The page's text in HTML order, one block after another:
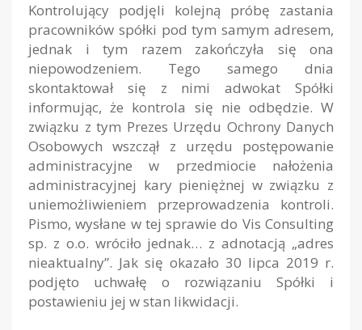
Kontrolujący podjęli kolejną próbę zastania
pracowników spółki pod tym samym adresem,
jednak i tym razem zakończyła się ona
niepowodzeniem. Tego samego dnia
skontaktował się z nimi adwokat Spółki
informując, że kontrola się nie odbędzie. W
związku z tym Prezes Urzędu Ochrony Danych
Osobowych wszczął z urzędu postępowanie
administracyjne w przedmiocie nałożenia
administracyjnej kary pieniężnej w związku z
uniemożliwieniem przeprowadzenia kontroli.
Pismo, wysłane w tej sprawie do Vis Consulting
sp. z o.o. wróciło jednak… z adnotacją „adres
nieaktualny”. Jak się okazało 30 lipca 2019 r.
podjęto uchwałę o rozwiązaniu Spółki i
postawieniu jej w stan likwidacji.